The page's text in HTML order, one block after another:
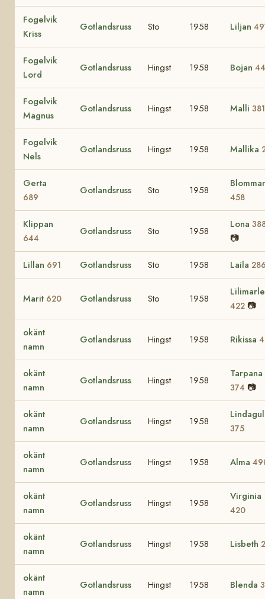
Fogelvik
Kriss
Gotlandsruss Sto 1958 Liljan
Fogelvik
Lord
Gotlandsruss Hingst 1958 Bojan
Fogelvik
Magnus
Gotlandsruss Hingst 1958 Malli 381
Fogelvik
Nels
Gotlandsruss Hingst 1958 Mallika
Gerta
689
Gotlandsruss Sto 1958
458
Klippan
644
Gotlandsruss Sto 1958
Lona
📷
Lillan 691 Gotlandsruss Sto 1958 Laila
Marit 620 Gotlandsruss Sto 1958
422 📷
okänt
namn
Gotlandsruss Hingst 1958 Rikissa
okänt
namn
Gotlandsruss Hingst 1958
Tarpana
374 📷
okänt
namn
Gotlandsruss Hingst 1958
375
okänt
namn
Gotlandsruss Hingst 1958 Alma
okänt
namn
Gotlandsruss Hingst 1958
Virginia
420
okänt
namn
Gotlandsruss Hingst 1958 Lisbeth
okänt
namn
Gotlandsruss Hingst 1958 Blenda